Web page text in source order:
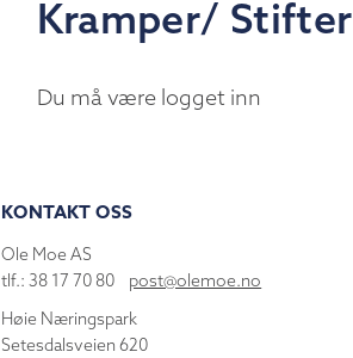
Kramper/ Stifter
Du må være logget inn
KONTAKT OSS
Ole Moe AS
tlf.: 38 17 70 80 post@olemoe.no
Høie Næringspark
Setesdalsveien 620